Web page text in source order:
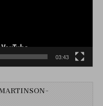
03:43